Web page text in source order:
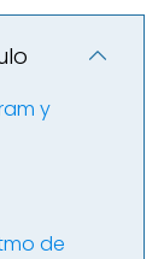
y
de